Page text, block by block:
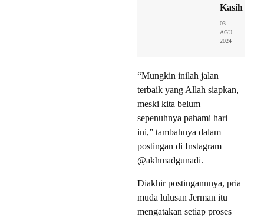
Kasih
03
AGU
2024
“Mungkin inilah jalan
terbaik yang Allah siapkan,
meski kita belum
sepenuhnya pahami hari
ini,” tambahnya dalam
postingan di Instagram
@akhmadgunadi.
Diakhir postingannnya, pria
muda lulusan Jerman itu
mengatakan setiap proses